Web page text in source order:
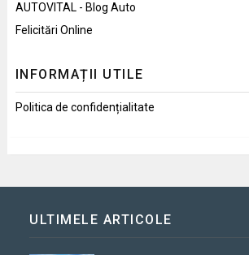
AUTOVITAL - Blog Auto
Felicitări Online
INFORMAȚII UTILE
Politica de confidențialitate
ULTIMELE ARTICOLE